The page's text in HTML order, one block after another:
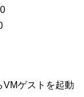
ゲストを起動